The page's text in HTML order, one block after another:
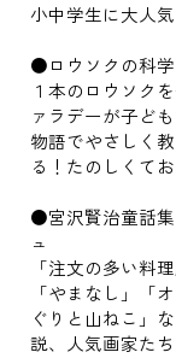
小中学生に大人
●ロウソクの科
１本のロウソク
ァラデーが子ど
物語でやさしく
る！たのしくて
●宮沢賢治童話
ュ
「注文の多い料
「やまなし」「
ぐりと山ねこ」
説、人気画家た